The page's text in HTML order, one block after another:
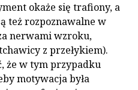
okaże się trafiony, a
też rozpoznawalne w
nerwami wzroku,
z przełykiem).
że w tym przypadku
motywacja była